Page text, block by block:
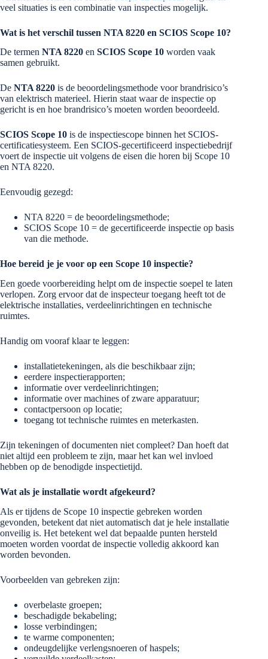
veel situaties is een combinatie van inspecties mogelijk.
Wat is het verschil tussen NTA 8220 en SCIOS Scope 10?
De termen NTA 8220 en SCIOS Scope 10 worden vaak
samen gebruikt.
De NTA 8220 is de beoordelingsmethode voor brandrisico’s
van elektrisch materieel. Hierin staat waar de inspectie op
gericht is en hoe brandrisico’s moeten worden beoordeeld.
SCIOS Scope 10 is de inspectiescope binnen het SCIOS-
certificatiesysteem. Een SCIOS-gecertificeerd inspectiebedrijf
voert de inspectie uit volgens de eisen die horen bij Scope 10
en NTA 8220.
Eenvoudig gezegd:
NTA 8220 = de beoordelingsmethode;
SCIOS Scope 10 = de gecertificeerde inspectie op basis
van die methode.
Hoe bereid je je voor op een Scope 10 inspectie?
Een goede voorbereiding helpt om de inspectie soepel te laten
verlopen. Zorg ervoor dat de inspecteur toegang heeft tot de
elektrische installaties, verdeelinrichtingen en technische
ruimtes.
Handig om vooraf klaar te leggen:
installatietekeningen, als die beschikbaar zijn;
eerdere inspectierapporten;
informatie over verdeelinrichtingen;
informatie over machines of zware apparatuur;
contactpersoon op locatie;
toegang tot technische ruimtes en meterkasten.
Zijn tekeningen of documenten niet compleet? Dan hoeft dat
niet altijd een probleem te zijn, maar het kan wel invloed
hebben op de benodigde inspectietijd.
Wat als je installatie wordt afgekeurd?
Als er tijdens de Scope 10 inspectie gebreken worden
gevonden, betekent dat niet automatisch dat je hele installatie
onveilig is. Het betekent wel dat bepaalde punten hersteld
moeten worden voordat de inspectie volledig akkoord kan
worden bevonden.
Voorbeelden van gebreken zijn:
overbelaste groepen;
beschadigde bekabeling;
losse verbindingen;
te warme componenten;
ondeugdelijke verlengsnoeren of haspels;